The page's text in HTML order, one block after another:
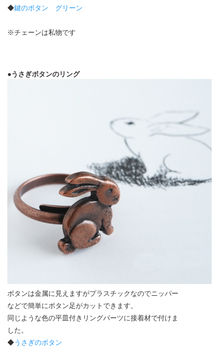
◆鍵のボタン グリーン
※チェーンは私物です
●うさぎボタンのリング
ボタンは金属に見えますがプラスチックなのでニッパー
などで簡単にボタン足がカットできます。
同じような色の平皿付きリングパーツに接着材で付けま
した。
◆うさぎのボタン